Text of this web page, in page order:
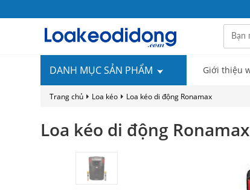
DANH MỤC SẢN PHẨM Giới thiệu
Trang chủ Loa kéo Loa kéo di động Ronamax
Loa kéo di động